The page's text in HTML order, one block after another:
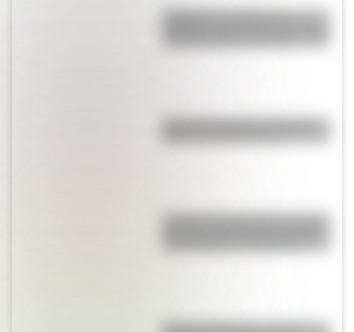
Inhibición conductual: la
Parque Ibirapuera, el "Central
San Clemente del Tuyú: conocé
más visitadas de Argentina
Bandera de Bolivia: historia,